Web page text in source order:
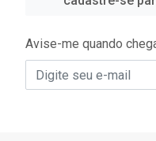
Avise-me quando